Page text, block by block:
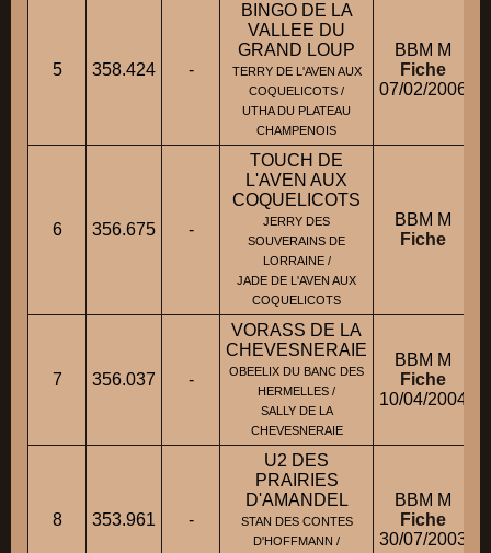
5 358.424 -
BINGO DE LA
VALLEE DU
GRAND LOUP
TERRY DE L'AVEN AUX
COQUELICOTS /
UTHA DU PLATEAU
CHAMPENOIS
BBM M
Fiche
07/02/2006
6 356.675 -
TOUCH DE
L'AVEN AUX
COQUELICOTS
JERRY DES
SOUVERAINS DE
LORRAINE /
JADE DE L'AVEN AUX
COQUELICOTS
BBM M
Fiche
7 356.037 -
VORASS DE LA
CHEVESNERAIE
OBEELIX DU BANC DES
HERMELLES /
SALLY DE LA
CHEVESNERAIE
BBM M
Fiche
10/04/2004
8 353.961 -
U2 DES
PRAIRIES
D'AMANDEL
STAN DES CONTES
D'HOFFMANN /
BBM M
Fiche
30/07/2003